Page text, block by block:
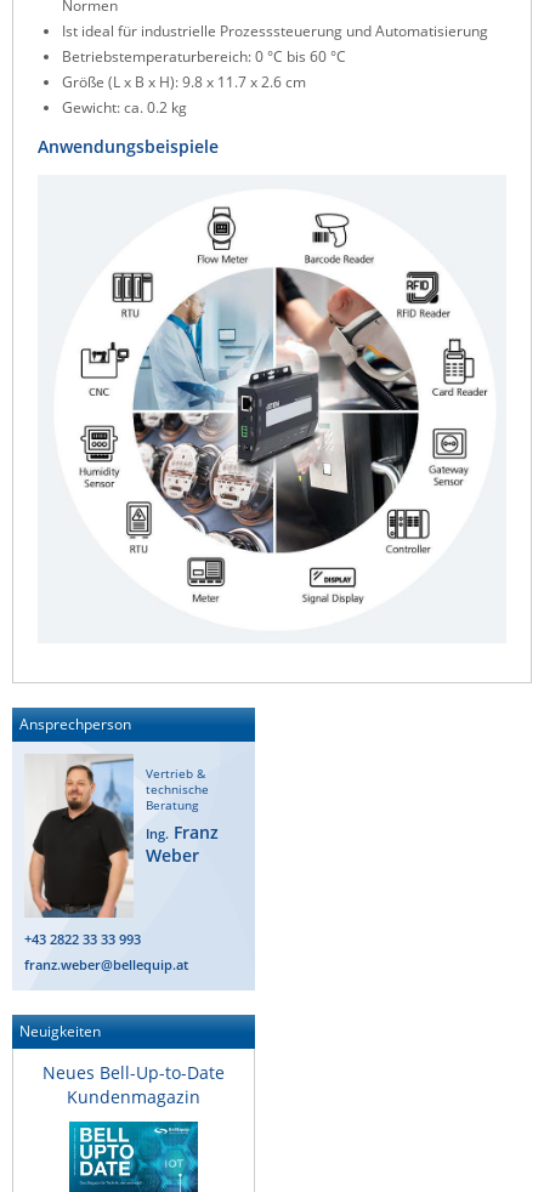
Normen
Ist ideal für industrielle Prozesssteuerung und Automatisierung
Betriebstemperaturbereich: 0 °C bis 60 °C
Größe (L x B x H): 9.8 x 11.7 x 2.6 cm
Gewicht: ca. 0.2 kg
Anwendungsbeispiele
Ansprechperson
Vertrieb &
technische
Beratung
Ing. Franz
Weber
+43 2822 33 33 993
franz.weber@bellequip.at
Neuigkeiten
Neues Bell-Up-to-Date
Kundenmagazin